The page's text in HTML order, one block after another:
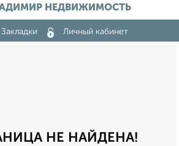
НЕДВИЖИМОСТЬ
Закладки Личный кабинет
НЕ НАЙДЕНА!